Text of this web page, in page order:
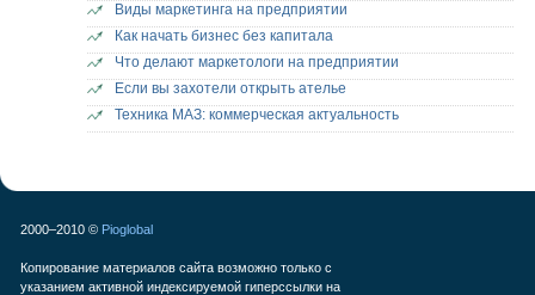
Виды маркетинга на предприятии
Как начать бизнес без капитала
Что делают маркетологи на предприятии
Если вы захотели открыть ателье
Техника МАЗ: коммерческая актуальность
2000–2010 © Pioglobal
Копирование материалов сайта возможно только с
указанием активной индексируемой гиперссылки на